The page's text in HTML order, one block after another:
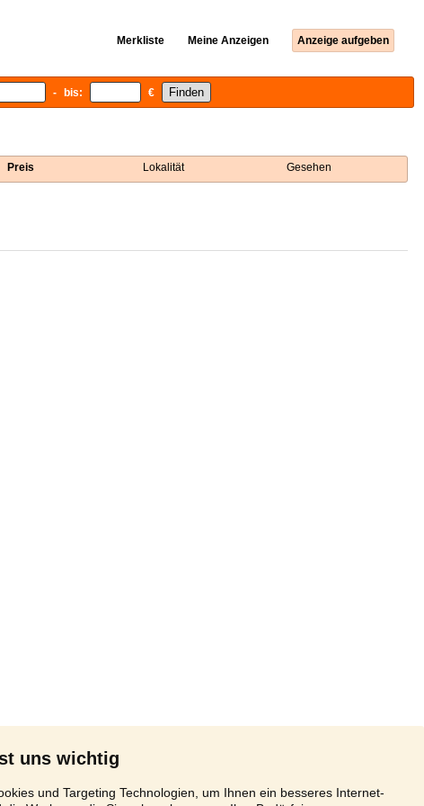
uns wichtig
und Targeting Technologien, um Ihnen ein besseres Internet-
Merkliste Meine Anzeigen Anzeige aufgeben
- bis: €
Preis Lokalität Gesehen